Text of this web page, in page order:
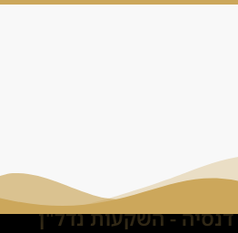
דנסיה - השקעות נדל"ן